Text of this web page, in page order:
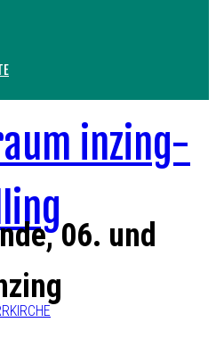
06. und